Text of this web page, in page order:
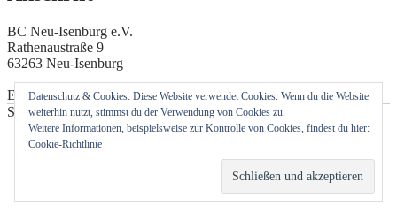
BC Neu-Isenburg e.V.
Rathenaustraße 9
63263 Neu-Isenburg
E-Mail: info(at)bcneu-isenburg.de
Stolz präsentiert von WordPress
Datenschutz & Cookies: Diese Website verwendet Cookies. Wenn du die Website
weiterhin nutzt, stimmst du der Verwendung von Cookies zu.
Weitere Informationen, beispielsweise zur Kontrolle von Cookies, findest du hier:
Cookie-Richtlinie